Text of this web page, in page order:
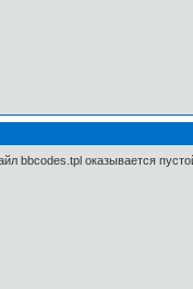
bbcodes.tpl оказывается